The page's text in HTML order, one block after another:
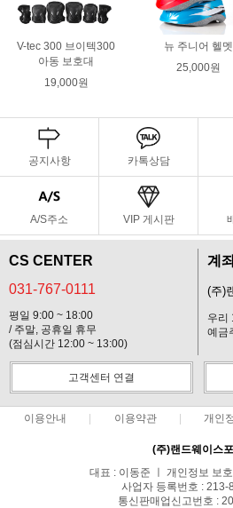
V-tec 300 브이텍300
아동 보호대
19,000원
뉴 주니어 헬멧
25,000원
공지사항 카톡상담
A/S주소 VIP 게시판
CS CENTER
031-767-0111
평일 9:00 ~ 18:00
/ 주말, 공휴일 휴무
(점심시간 12:00 ~ 13:00)
계
(주)
우리
예금
고객센터 연결
이용안내 이용약관 개인
(주)랜드웨이스
대표 : 이동준 ㅣ 개인정보 보
사업자 등록번호 : 213-
통신판매업신고번호 :